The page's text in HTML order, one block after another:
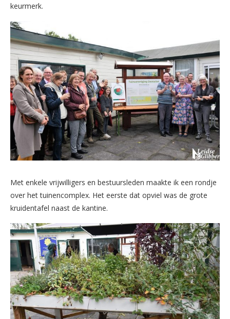
keurmerk.
Met enkele vrijwilligers en bestuursleden maakte ik een rondje
over het tuinencomplex. Het eerste dat opviel was de grote
kruidentafel naast de kantine.